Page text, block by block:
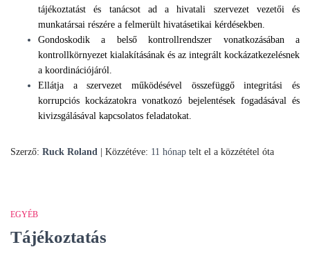
tájékoztatást és tanácsot ad a hivatali szervezet vezetői és
munkatársai részére a felmerült hivatásetikai kérdésekben.
Gondoskodik a belső kontrollrendszer vonatkozásában a
kontrollkörnyezet kialakításának és az integrált kockázatkezelésnek
a koordinációjáról.
Ellátja a szervezet működésével összefüggő integritási és
korrupciós kockázatokra vonatkozó bejelentések fogadásával és
kivizsgálásával kapcsolatos feladatokat.
Szerző: Ruck Roland | Közzétéve: 11 hónap telt el a közzététel óta
EGYÉB
Tájékoztatás